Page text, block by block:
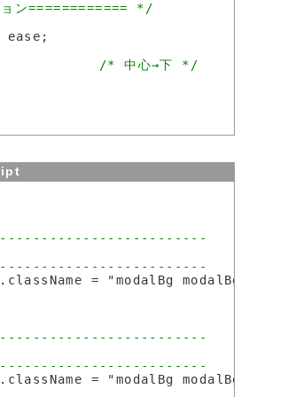
ョン============ */
ease;
{
/* 中心→下 */
= "modalBg
= "modalBg